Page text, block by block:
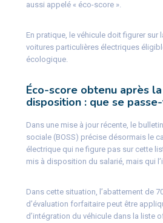
aussi appelé « éco-score ».
En pratique, le véhicule doit figurer sur
voitures particulières électriques
écologique.
Éco-score obtenu après
disposition : que se
Dans une mise à jour récente, le
sociale (BOSS) précise désormais le
électrique qui ne figure pas sur cette
mis à disposition du salarié, mais qui
Dans cette situation, l’abattement de
d’évaluation forfaitaire peut être
d’intégration du véhicule dans la liste